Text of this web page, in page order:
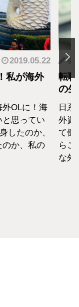
2019.05.22
私が海外
外OLに！海
思ってい
したのか、
のか、私の
羽
転
の
日
外資
て働
らこ
な外